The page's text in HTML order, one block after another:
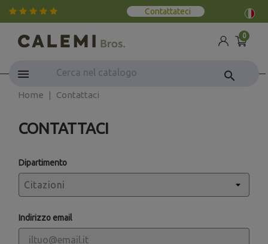
Contattateci
0
search
Home Contattaci
CONTATTACI
Dipartimento
Indirizzo email